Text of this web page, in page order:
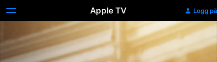
Apple TV Logg på